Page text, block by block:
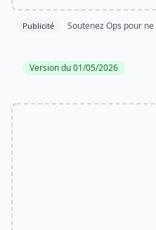
Publicité Soutenez Ops pour
Version du 01/05/2026